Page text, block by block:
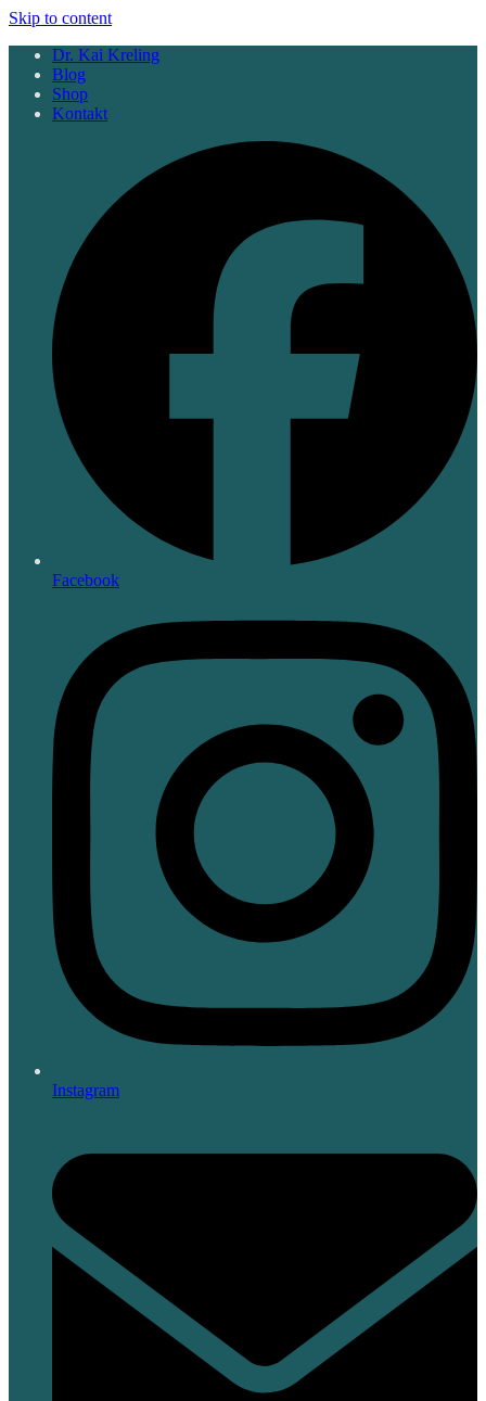
Skip to content
Dr. Kai Kreling
Blog
Shop
Kontakt
Facebook
Instagram